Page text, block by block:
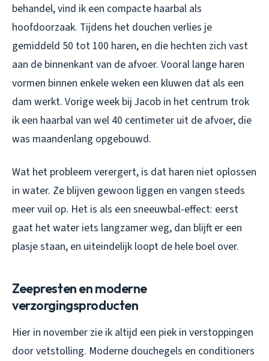
behandel, vind ik een compacte haarbal als
hoofdoorzaak. Tijdens het douchen verlies je
gemiddeld 50 tot 100 haren, en die hechten zich vast
aan de binnenkant van de afvoer. Vooral lange haren
vormen binnen enkele weken een kluwen dat als een
dam werkt. Vorige week bij Jacob in het centrum trok
ik een haarbal van wel 40 centimeter uit de afvoer, die
was maandenlang opgebouwd.
Wat het probleem verergert, is dat haren niet oplossen
in water. Ze blijven gewoon liggen en vangen steeds
meer vuil op. Het is als een sneeuwbal-effect: eerst
gaat het water iets langzamer weg, dan blijft er een
plasje staan, en uiteindelijk loopt de hele boel over.
Zeepresten en moderne
verzorgingsproducten
Hier in november zie ik altijd een piek in verstoppingen
door vetstolling. Moderne douchegels en conditioners